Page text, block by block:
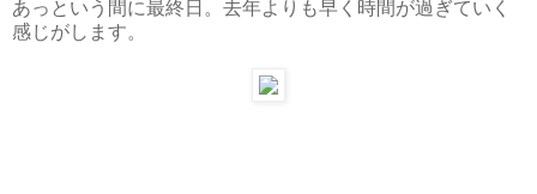
あっという間に最終日。去年よりも早く時間が過ぎていく
感じがします。